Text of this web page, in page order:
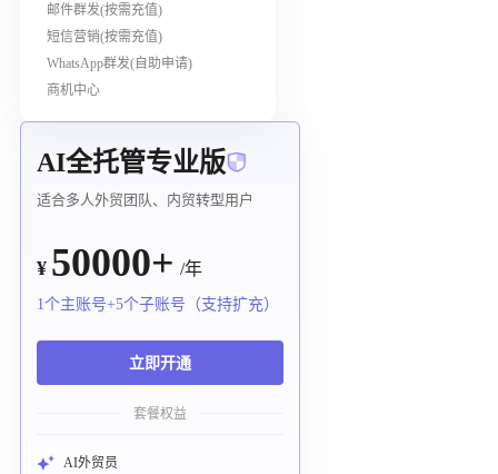
邮件群发(按需充值)
短信营销(按需充值)
WhatsApp群发(自助申请)
商机中心
AI全托管专业版
适合多人外贸团队、内贸转型用户
¥ 50000+ /年
1个主账号+5个子账号（支持扩充）
立即开通
套餐权益
AI外贸员